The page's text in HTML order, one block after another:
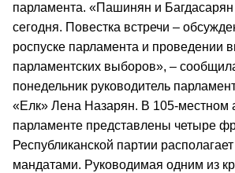
парламента. «Пашинян и Багдасарян
сегодня. Повестка встречи –
роспуске парламента и проведении
парламентских выборов», –
понедельник руководитель
«Елк» Лена Назарян. В 105-местном
парламенте представлены четыре
Республиканской партии
мандатами. Руководимая одним из